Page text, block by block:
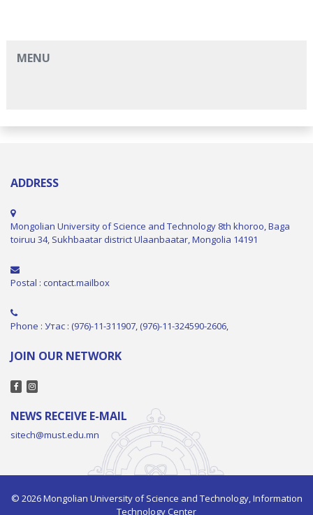
MENU
ADDRESS
Mongolian University of Science and Technology 8th khoroo, Baga
toiruu 34, Sukhbaatar district Ulaanbaatar, Mongolia 14191
Postal : contact.mailbox
Phone : Утас : (976)-11-311907, (976)-11-324590-2606,
JOIN OUR NETWORK
NEWS RECEIVE E-MAIL
sitech@must.edu.mn
© 2026 Mongolian University of Science and Technology, Information
Technology Center